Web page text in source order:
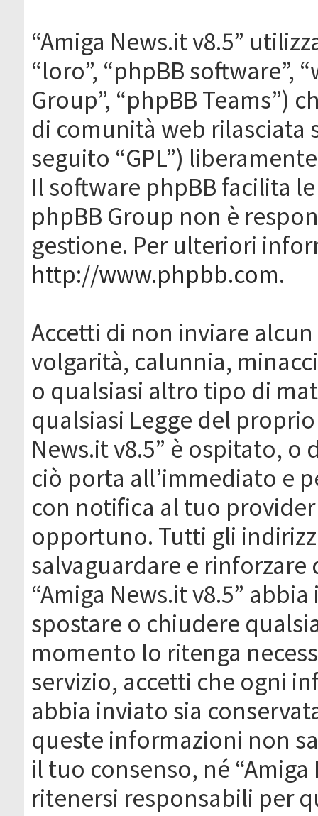
“Amiga News.it v8.5”
“loro”, “phpBB software”,
Group”, “phpBB Teams”)
di comunità web rilasciata
seguito “GPL”)
Il software phpBB facilita
phpBB Group non è
gestione. Per ulteriori
http://www.phpbb.com.
Accetti di non inviare
volgarità, calunnia,
o qualsiasi altro tipo di
qualsiasi Legge del
News.it v8.5” è ospitato, o
ciò porta all’immediato e
con notifica al tuo
opportuno. Tutti gli
salvaguardare e
“Amiga News.it v8.5”
spostare o chiudere
momento lo ritenga
servizio, accetti che ogni
abbia inviato sia
queste informazioni non
il tuo consenso, né
ritenersi responsabili per